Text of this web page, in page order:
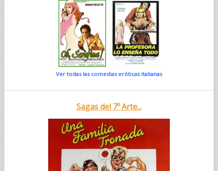
Ver todas las comedias eróticas italianas
Sagas del 7º Arte...